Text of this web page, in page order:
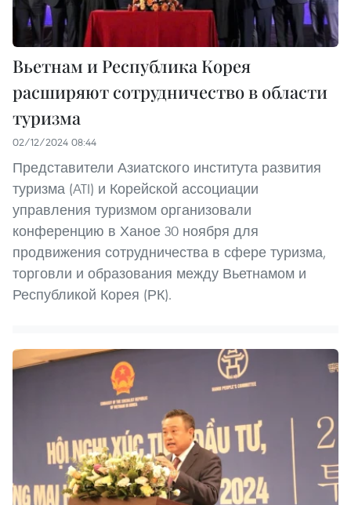
Вьетнам и Республика Корея
расширяют сотрудничество в области
туризма
02/12/2024 08:44
Представители Азиатского института развития
туризма (ATI) и Корейской ассоциации
управления туризмом организовали
конференцию в Ханое 30 ноября для
продвижения сотрудничества в сфере туризма,
торговли и образования между Вьетнамом и
Республикой Корея (РК).